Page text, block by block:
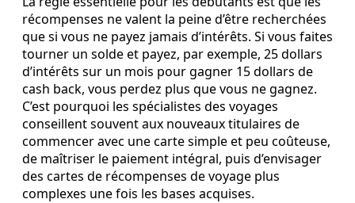
récompenses ne valent la peine d’être recherchées
que si vous ne payez jamais d’intérêts. Si vous faites
tourner un solde et payez, par exemple, 25 dollars
d’intérêts sur un mois pour gagner 15 dollars de
cash back, vous perdez plus que vous ne gagnez.
C’est pourquoi les spécialistes des voyages
conseillent souvent aux nouveaux titulaires de
commencer avec une carte simple et peu coûteuse,
de maîtriser le paiement intégral, puis d’envisager
des cartes de récompenses de voyage plus
complexes une fois les bases acquises.